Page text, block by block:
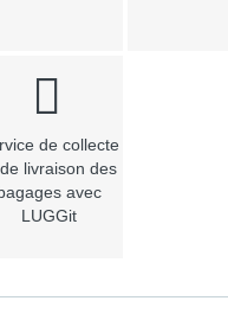
de collecte
livraison des
avec
LUGGit